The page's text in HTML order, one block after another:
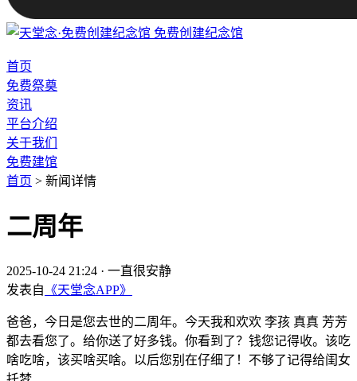
免费创建纪念馆
首页
免费祭奠
资讯
平台介绍
关于我们
免费建馆
首页 > 新闻详情
二周年
2025-10-24 21:24 · 一直很安静
发表自 《天堂念APP》
爸爸，今日是您去世的二周年。今天我和欢欢 李孩 真真 芳芳
都去看您了。给你送了好多钱。你看到了？钱您记得收。该吃
啥吃啥，该买啥买啥。以后您别在仔细了！不够了记得给闺女